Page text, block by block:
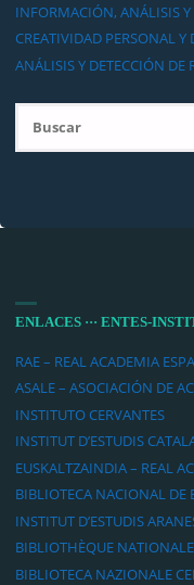
INFORMACIÓN, ANÁLISIS
CREATIVIDAD PERSONAL
ANÁLISIS Y DETECCIÓN DE
ENLACES ··· ENTES-
RAE – REAL ACADEMIA
ASALE – ASOCIACIÓN DE
INSTITUTO CERVANTES
INSTITUT D’ESTUDIS
EUSKALTZAINDIA – REAL
BIBLIOTECA NACIONAL DE
INSTITUT D’ESTUDIS
BIBLIOTHÈQUE
BIBLIOTECA NAZIONALE